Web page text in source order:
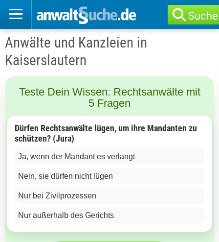
Suche
Anwälte und Kanzleien in
Kaiserslautern
Teste Dein Wissen: Rechtsanwälte mit
5 Fragen
Dürfen Rechtsanwälte lügen, um ihre Mandanten zu
schützen? (Jura)
Ja, wenn der Mandant es verlangt
Nein, sie dürfen nicht lügen
Nur bei Zivilprozessen
Nur außerhalb des Gerichts